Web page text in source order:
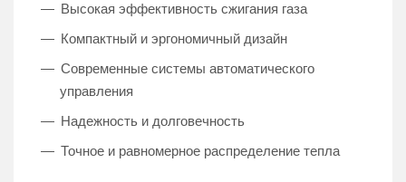
Высокая эффективность сжигания газа
Компактный и эргономичный дизайн
Современные системы автоматического
управления
Надежность и долговечность
Точное и равномерное распределение тепла